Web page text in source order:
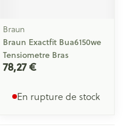
Braun
Braun Exactfit Bua6150we
Tensiometre Bras
78,27 €
En rupture de stock